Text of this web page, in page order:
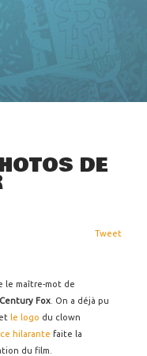
DE
Tweet
le maître-mot de
Fox . On a déjà pu
et le logo du clown
hilarante faite la
du film.